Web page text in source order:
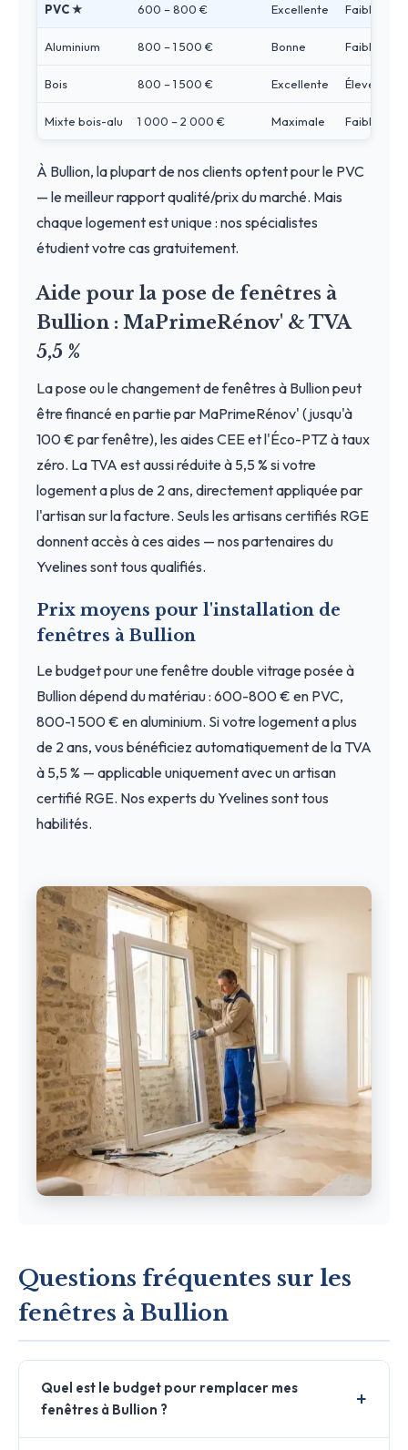
PVC ★ 600 – 800 € Excellente Faible
Aluminium 800 – 1 500 € Bonne Faible
Bois 800 – 1 500 € Excellente Élevé
Mixte bois-alu 1 000 – 2 000 € Maximale Faible
À Bullion, la plupart de nos clients optent pour le PVC
— le meilleur rapport qualité/prix du marché. Mais
chaque logement est unique : nos spécialistes
étudient votre cas gratuitement.
Aide pour la pose de fenêtres à
Bullion : MaPrimeRénov' & TVA
5,5 %
La pose ou le changement de fenêtres à Bullion peut
être financé en partie par MaPrimeRénov' (jusqu'à
100 € par fenêtre), les aides CEE et l'Éco-PTZ à taux
zéro. La TVA est aussi réduite à 5,5 % si votre
logement a plus de 2 ans, directement appliquée par
l'artisan sur la facture. Seuls les artisans certifiés RGE
donnent accès à ces aides — nos partenaires du
Yvelines sont tous qualifiés.
Prix moyens pour l'installation de
fenêtres à Bullion
Le budget pour une fenêtre double vitrage posée à
Bullion dépend du matériau : 600-800 € en PVC,
800-1 500 € en aluminium. Si votre logement a plus
de 2 ans, vous bénéficiez automatiquement de la TVA
à 5,5 % — applicable uniquement avec un artisan
certifié RGE. Nos experts du Yvelines sont tous
habilités.
Questions fréquentes sur les
fenêtres à Bullion
Quel est le budget pour remplacer mes
fenêtres à Bullion ?